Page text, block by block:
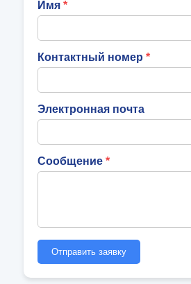
Имя
Контактный номер
Электронная почта
Сообщение
Отправить заявку